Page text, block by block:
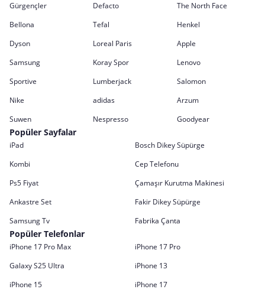
Gürgençler
Defacto
The North Face
Bellona
Tefal
Henkel
Dyson
Loreal Paris
Apple
Samsung
Koray Spor
Lenovo
Sportive
Lumberjack
Salomon
Nike
adidas
Arzum
Suwen
Nespresso Goodyear
Popüler Sayfalar
iPad
Bosch Dikey Süpürge
Kombi
Cep Telefonu
Ps5 Fiyat
Çamaşır Kurutma Makinesi
Ankastre Set
Fakir Dikey Süpürge
Samsung Tv
Fabrika Çanta
Popüler Telefonlar
iPhone 17 Pro Max
iPhone 17 Pro
Galaxy S25 Ultra
iPhone 13
iPhone 15
iPhone 17